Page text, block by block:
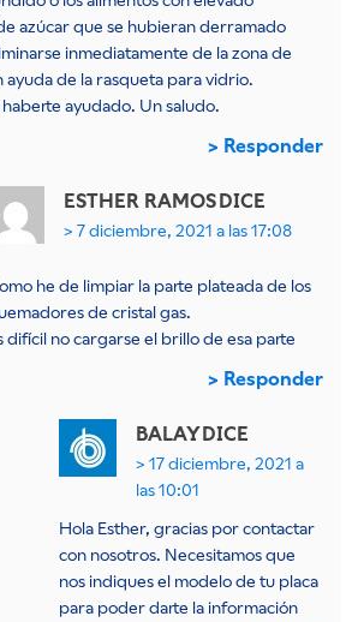
azúcar que se hubieran derramado
inmediatamente de la zona de
ayuda de la rasqueta para vidrio.
ayudado. Un saludo.
Responder
ESTHER RAMOS DICE
7 diciembre, 2021 a las 17:08
he de limpiar la parte plateada de los
de cristal gas.
difícil no cargarse el brillo de esa parte
Responder
BALAY DICE
17 diciembre, 2021 a
las 10:01
Hola Esther, gracias por contactar
con nosotros. Necesitamos que
nos indiques el modelo de tu placa
para poder darte la información